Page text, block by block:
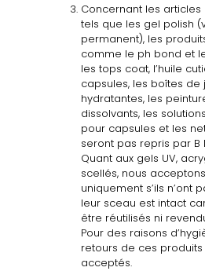
Concernant les
tels que les gel polish
permanent), les
comme le ph bond et
les tops coat, l’huile
capsules, les boîtes de
hydratantes, les
dissolvants, les
pour capsules et les
seront pas repris par B
Quant aux gels UV,
scellés, nous
uniquement s’ils n’ont
leur sceau est intact
être réutilisés ni
Pour des raisons
retours de ces
acceptés.